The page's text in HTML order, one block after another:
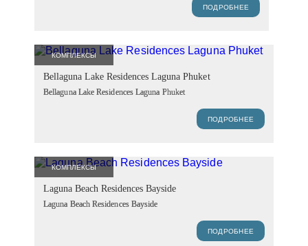
ПОДРОБНЕЕ
КОМПЛЕКСЫ
Bellaguna Lake Residences Laguna Phuket
Bellaguna Lake Residences Laguna Phuket
ПОДРОБНЕЕ
КОМПЛЕКСЫ
Laguna Beach Residences Bayside
Laguna Beach Residences Bayside
ПОДРОБНЕЕ